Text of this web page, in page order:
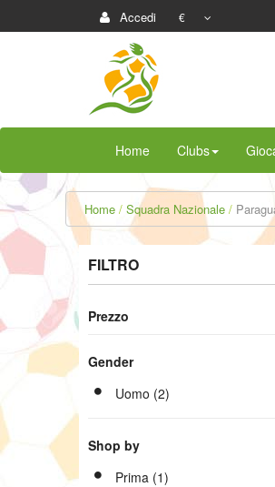
Accedi €
Home Clubs
Home Squadra Nazionale
FILTRO
Prezzo
Gender
Uomo (2)
Shop by
Prima (1)